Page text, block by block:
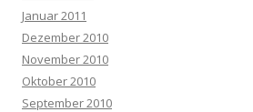
Januar 2011
Dezember 2010
November 2010
Oktober 2010
September 2010